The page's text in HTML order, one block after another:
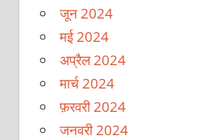
जून 2024
मई 2024
अप्रैल 2024
मार्च 2024
फ़रवरी 2024
जनवरी 2024